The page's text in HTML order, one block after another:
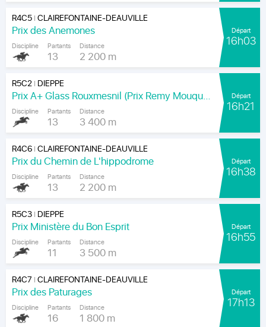
R4C5|CLAIREFONTAINE-DEAUVILLE
Prix des Anemones
Discipline Partants
13
Distance
2 200 m
Départ
16h03
R5C2| DIEPPE
Prix A+ Glass Rouxmesnil (Prix Remy Mouquet)
Discipline Partants
13
Distance
3 400 m
Départ
16h21
R4C6|CLAIREFONTAINE-DEAUVILLE
Prix du Chemin de L'hippodrome
Discipline Partants
13
Distance
2 200 m
Départ
16h38
R5C3| DIEPPE
Prix Ministère du Bon Esprit
Discipline Partants
11
Distance
3 500 m
Départ
16h55
R4C7 |CLAIREFONTAINE-DEAUVILLE
Prix des Paturages
Discipline Partants
16
Distance
1 800 m
Départ
17h13